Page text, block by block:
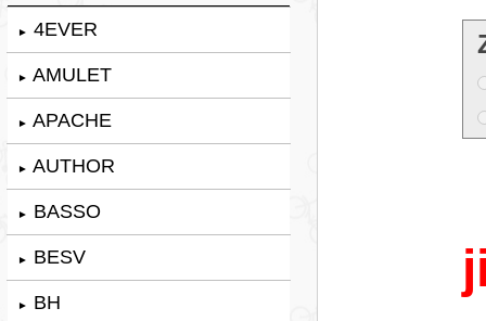
► 4EVER
► AMULET
► APACHE
► AUTHOR
► BASSO
► BESV
► BH